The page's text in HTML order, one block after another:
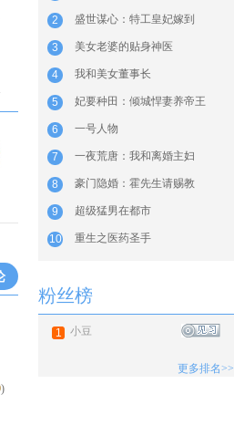
)
2 盛世谋心：特工皇妃嫁到
3 美女老婆的贴身神医
4 我和美女董事长
5 妃要种田：倾城悍妻养帝王
6 一号人物
7 一夜荒唐：我和离婚主妇
8 豪门隐婚：霍先生请赐教
9 超级猛男在都市
10 重生之医药圣手
粉丝榜
1 小豆
更多排名>>